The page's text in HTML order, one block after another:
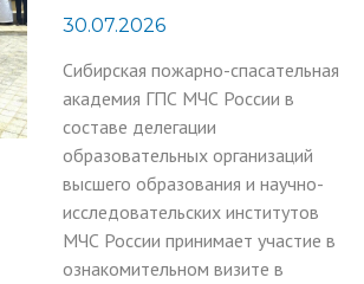
30.07.2026
Сибирская пожарно-спасательная
академия ГПС МЧС России в
составе делегации
образовательных организаций
высшего образования и научно-
исследовательских институтов
МЧС России принимает участие в
ознакомительном визите в